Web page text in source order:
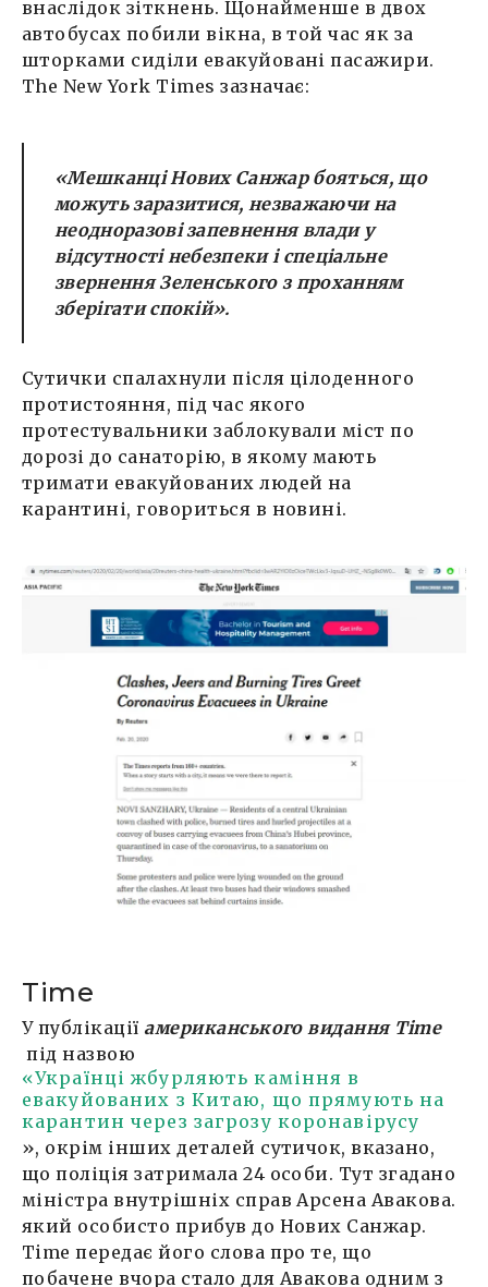
внаслідок зіткнень. Щонайменше в двох
автобусах побили вікна, в той час як за
шторками сиділи евакуйовані пасажири.
The New York Times зазначає:
«Мешканці Нових Санжар бояться, що
можуть заразитися, незважаючи на
неодноразові запевнення влади у
відсутності небезпеки і спеціальне
звернення Зеленського з проханням
зберігати спокій».
Сутички спалахнули після цілоденного
протистояння, під час якого
протестувальники заблокували міст по
дорозі до санаторію, в якому мають
тримати евакуйованих людей на
карантині, говориться в новині.
Time
У публікації американського видання Time
під назвою
«Українці жбурляють каміння в
евакуйованих з Китаю, що прямують на
карантин через загрозу коронавірусу
», окрім інших деталей сутичок, вказано,
що поліція затримала 24 особи. Тут згадано
міністра внутрішніх справ Арсена Авакова.
який особисто прибув до Нових Санжар.
Time передає його слова про те, що
побачене вчора стало для Авакова одним з